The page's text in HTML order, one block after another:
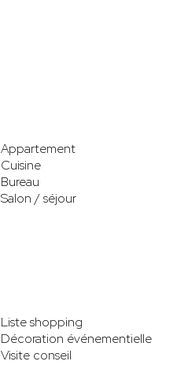
Appartement
Cuisine
Bureau
Salon / séjour
Liste shopping
Décoration événementielle
Visite conseil